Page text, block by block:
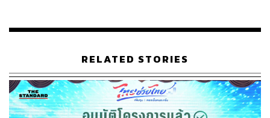
RELATED STORIES